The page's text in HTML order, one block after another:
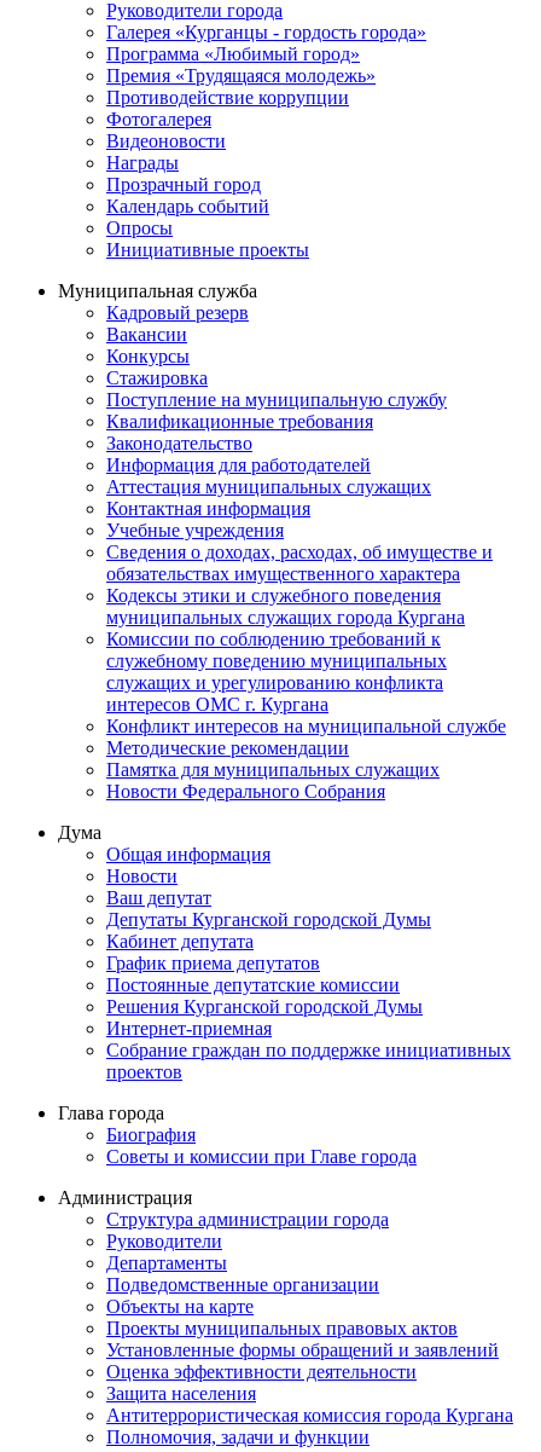
Руководители города
Галерея «Курганцы - гордость города»
Программа «Любимый город»
Премия «Трудящаяся молодежь»
Противодействие коррупции
Фотогалерея
Видеоновости
Награды
Прозрачный город
Календарь событий
Опросы
Инициативные проекты
Муниципальная служба
Кадровый резерв
Вакансии
Конкурсы
Стажировка
Поступление на муниципальную службу
Квалификационные требования
Законодательство
Информация для работодателей
Аттестация муниципальных служащих
Контактная информация
Учебные учреждения
Сведения о доходах, расходах, об имуществе и
обязательствах имущественного характера
Кодексы этики и служебного поведения
муниципальных служащих города Кургана
Комиссии по соблюдению требований к
служебному поведению муниципальных
служащих и урегулированию конфликта
интересов ОМС г. Кургана
Конфликт интересов на муниципальной службе
Методические рекомендации
Памятка для муниципальных служащих
Новости Федерального Cобрания
Дума
Общая информация
Новости
Ваш депутат
Депутаты Курганской городской Думы
Кабинет депутата
График приема депутатов
Постоянные депутатские комиссии
Решения Курганской городской Думы
Интернет-приемная
Собрание граждан по поддержке инициативных
проектов
Глава города
Биография
Советы и комиссии при Главе города
Администрация
Структура администрации города
Руководители
Департаменты
Подведомственные организации
Объекты на карте
Проекты муниципальных правовых актов
Установленные формы обращений и заявлений
Оценка эффективности деятельности
Защита населения
Антитеррористическая комиссия города Кургана
Полномочия, задачи и функции